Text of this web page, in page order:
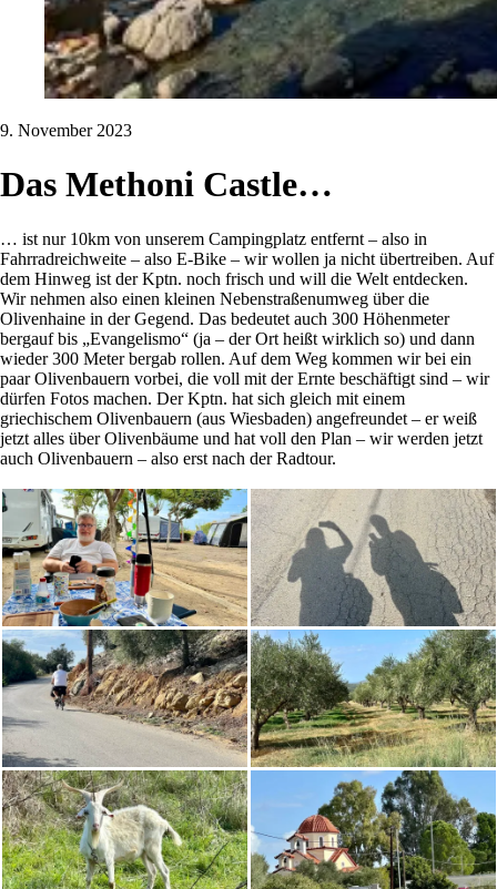
9. November 2023
Das Methoni Castle…
… ist nur 10km von unserem Campingplatz entfernt – also in
Fahrradreichweite – also E-Bike – wir wollen ja nicht übertreiben. Auf
dem Hinweg ist der Kptn. noch frisch und will die Welt entdecken.
Wir nehmen also einen kleinen Nebenstraßenumweg über die
Olivenhaine in der Gegend. Das bedeutet auch 300 Höhenmeter
bergauf bis „Evangelismo“ (ja – der Ort heißt wirklich so) und dann
wieder 300 Meter bergab rollen. Auf dem Weg kommen wir bei ein
paar Olivenbauern vorbei, die voll mit der Ernte beschäftigt sind – wir
dürfen Fotos machen. Der Kptn. hat sich gleich mit einem
griechischem Olivenbauern (aus Wiesbaden) angefreundet – er weiß
jetzt alles über Olivenbäume und hat voll den Plan – wir werden jetzt
auch Olivenbauern – also erst nach der Radtour.